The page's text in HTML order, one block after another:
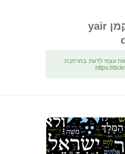
יאיר דיקמן yair
עצמי לדעת. בהרחבה:
https://